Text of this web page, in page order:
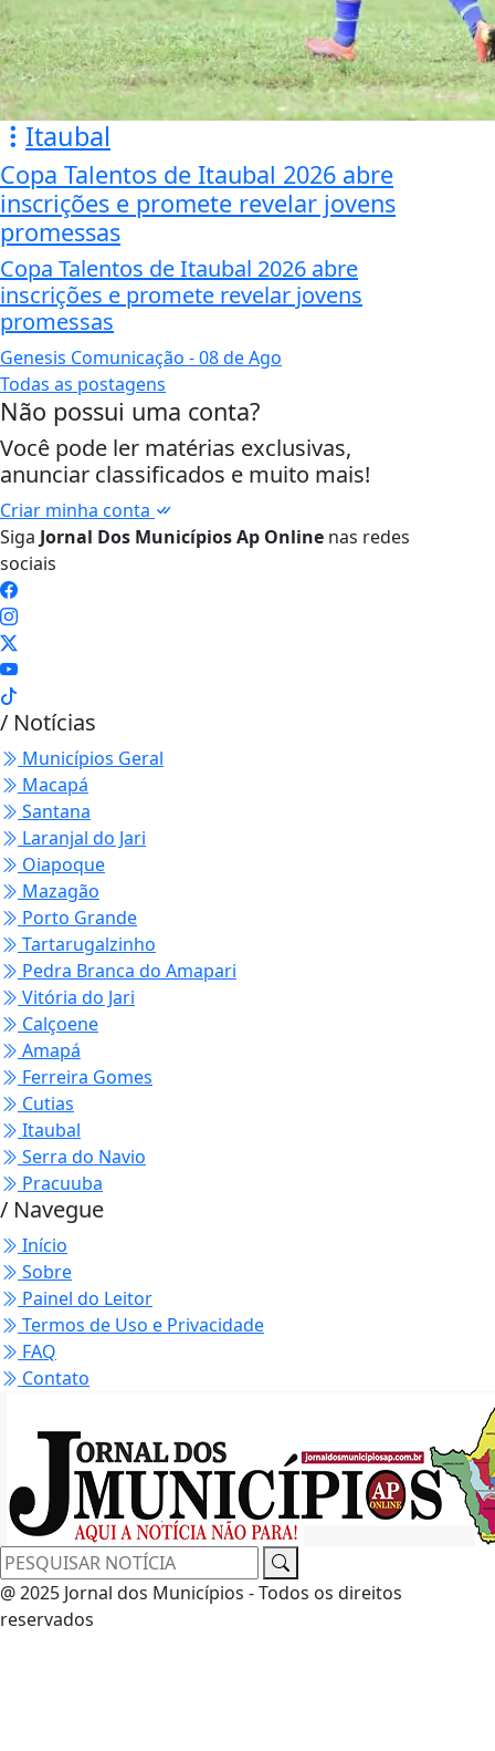
Itaubal
Copa Talentos de Itaubal 2026 abre
inscrições e promete revelar jovens
promessas
Copa Talentos de Itaubal 2026 abre
inscrições e promete revelar jovens
promessas
Genesis Comunicação - 08 de Ago
Todas as postagens
Não possui uma conta?
Você pode ler matérias exclusivas,
anunciar classificados e muito mais!
Criar minha conta
Siga Jornal Dos Municípios Ap Online nas redes
sociais
/ Notícias
Municípios Geral
Macapá
Santana
Laranjal do Jari
Oiapoque
Mazagão
Porto Grande
Tartarugalzinho
Pedra Branca do Amapari
Vitória do Jari
Calçoene
Amapá
Ferreira Gomes
Cutias
Itaubal
Serra do Navio
Pracuuba
/ Navegue
Início
Sobre
Painel do Leitor
Termos de Uso e Privacidade
FAQ
Contato
@ 2025 Jornal dos Municípios - Todos os direitos
reservados